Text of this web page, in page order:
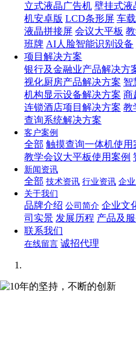
立式液晶广告机 壁挂式液
机安卓版 LCD条形屏 车
液晶拼接屏 会议大平板
班牌 AI人脸智能识别设备
项目解决方案
银行及金融业产品解决方
视化厨房产品解决方案 智
机构显示设备解决方案 商
连锁酒店项目解决方案 教
查询系统解决方案
客户案例
全部 触摸查询一体机使用
教学会议大平板使用案例
新闻资讯
全部 技术资讯 行业资讯 企
关于我们
品牌介绍 公司简介 企业文
司实景 发展历程 产品及
联系我们
在线留言 诚招代理